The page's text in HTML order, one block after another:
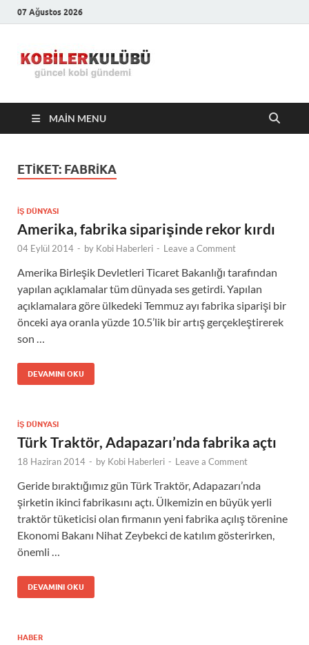
07 Ağustos 2026
Kulübü –
En Güncel
MAIN MENU
ETIKET: FABRIKA
İŞ DÜNYASI
Amerika, fabrika siparişinde rekor kırdı
04 Eylül 2014 - by Kobi Haberleri - Leave a Comment
Amerika Birleşik Devletleri Ticaret Bakanlığı tarafından
yapılan açıklamalar tüm dünyada ses getirdi. Yapılan
açıklamalara göre ülkedeki Temmuz ayı fabrika siparişi bir
önceki aya oranla yüzde 10.5’lik bir artış gerçekleştirerek
son …
DEVAMINI OKU
İŞ DÜNYASI
Türk Traktör, Adapazarı’nda fabrika açtı
18 Haziran 2014 - by Kobi Haberleri - Leave a Comment
Geride bıraktığımız gün Türk Traktör, Adapazarı’nda
şirketin ikinci fabrikasını açtı. Ülkemizin en büyük yerli
traktör tüketicisi olan firmanın yeni fabrika açılış törenine
Ekonomi Bakanı Nihat Zeybekci de katılım gösterirken,
önemli …
DEVAMINI OKU
HABER